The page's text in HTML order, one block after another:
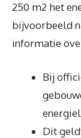
250 m2 het
bijvoorbeeld
informatie
Bij
Dit